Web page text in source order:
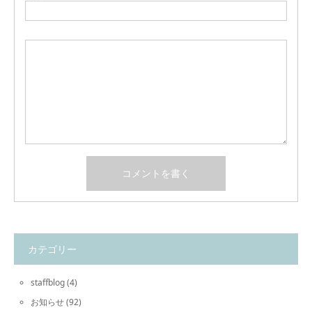
カテゴリー
staffblog(4)
お知らせ(92)